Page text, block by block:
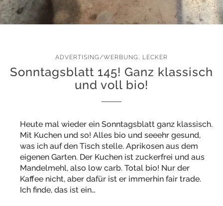
ADVERTISING/WERBUNG , LECKER
Sonntagsblatt 145! Ganz klassisch
und voll bio!
Heute mal wieder ein Sonntagsblatt ganz klassisch.
Mit Kuchen und so! Alles bio und seeehr gesund,
was ich auf den Tisch stelle. Aprikosen aus dem
eigenen Garten. Der Kuchen ist zuckerfrei und aus
Mandelmehl, also low carb. Total bio! Nur der
Kaffee nicht, aber dafür ist er immerhin fair trade.
Ich finde, das ist ein…